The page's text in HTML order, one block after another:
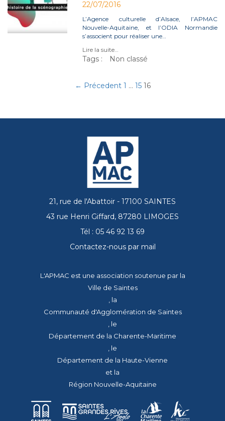
22/07/2016
L’Agence culturelle d’Alsace, l’APMAC
Nouvelle-Aquitaine, et l’ODIA Normandie
s’associent pour réaliser une…
Lire la suite…
Tags : Non classé
← Précedent 1 … 15 16
21, rue de l'Abattoir - 17100 SAINTES
43 rue Henri Giffard, 87280 LIMOGES
Tél : 05 46 92 13 69
Contactez-nous par mail
L'APMAC est une association soutenue par la
Ville de Saintes
, la
Communauté d'Agglomération de Saintes
, le
Département de la Charente-Maritime
, le
Département de la Haute-Vienne
et la
Région Nouvelle-Aquitaine